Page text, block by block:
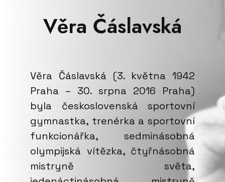
Věra Čáslavská
Věra Čáslavská (3. května 1942
Praha – 30. srpna 2016 Praha)
byla československá sportovní
gymnastka, trenérka a sportovní
funkcionářka, sedminásobná
olympijská vítězka, čtyřnásobná
mistryně světa,